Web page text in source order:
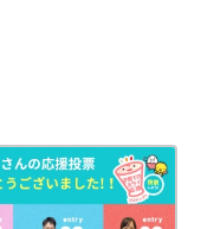
コミュニケーション
・文／東裕美、ひよ
ゆみ）